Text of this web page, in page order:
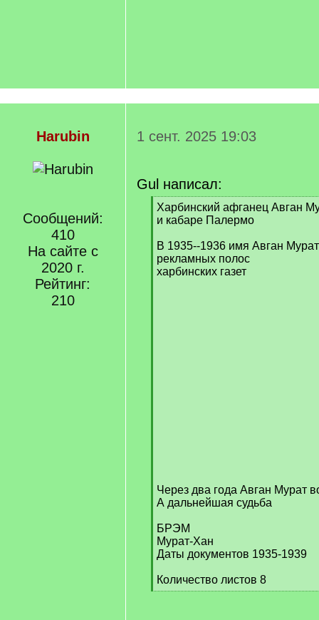
Harubin
Сообщений:
410
На сайте с
2020 г.
Рейтинг:
210
1 сент. 2025 19:03
Gul написал:
[
q
Харбинский афганец Авган
и кабаре Палермо
В 1935--1936 имя Авган
рекламных полос
харбинских газет
Через два года Авган Мурат
А дальнейшая судьба
БРЭМ
Мурат-Хан
Даты документов 1935-1939
Количество листов 8
[